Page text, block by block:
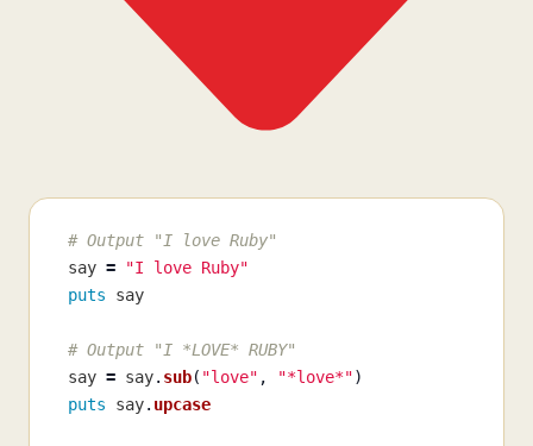
# Output "I love Ruby"
say =
"I love Ruby"
puts
say
# Output "I *LOVE* RUBY"
say = say. sub( "love" , "*love*")
puts
say. upcase